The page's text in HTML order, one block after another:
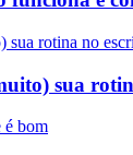
sua